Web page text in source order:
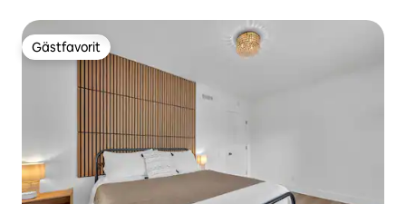
Gästfavorit
Gästfavorit